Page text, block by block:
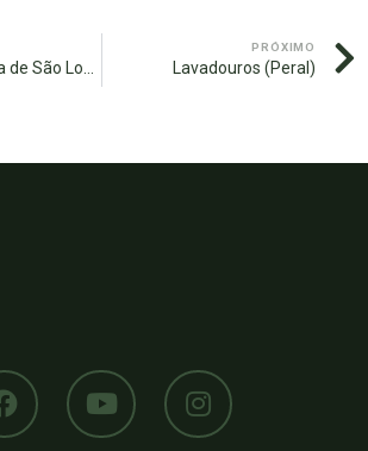
Fonte da Quinta de São Lourenço
PRÓXIMO
Lavadouros (Peral)